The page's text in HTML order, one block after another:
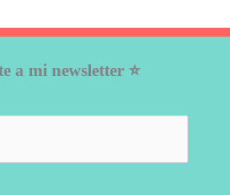
a mi newsletter ⭐